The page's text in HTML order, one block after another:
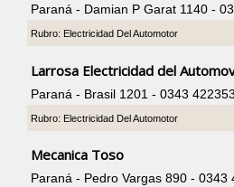
Paraná - Damian P Garat 1140 -
Rubro: Electricidad Del Automotor
Larrosa Electricidad del
Paraná - Brasil 1201 - 0343
Rubro: Electricidad Del Automotor
Mecanica Toso
Paraná - Pedro Vargas 890 - 0343